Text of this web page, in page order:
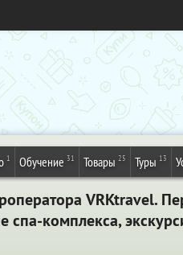
1 Обучение 31 Товары 25 Туры 13
VRKtravel.
спа-комплекса,